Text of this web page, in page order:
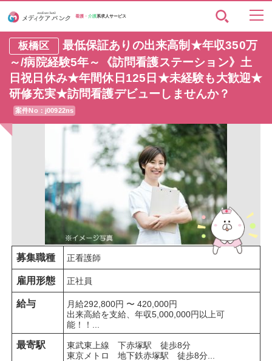
看護・介護系求人サービス
板橋区
最低保証ありの出来高制★年収350万
～/病院経験5年～《訪問看護ステーション》土
日祝日休み★年間休日125日★未経験も大歓迎★
研修充実★訪問看護デビューしませんか？
案件No：j00922ns
募集職種 正看護師
雇用形態 正社員
給与
月給292,800円 〜 420,000円
出来高給を支給、年収5,000,000円以上可
能！！...
最寄駅
東武東上線　下赤塚駅　徒歩8分
東京メトロ　地下鉄赤塚駅　徒歩8分...